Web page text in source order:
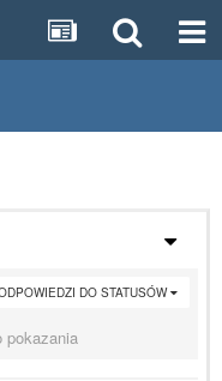
DO STATUSÓW
pokazania